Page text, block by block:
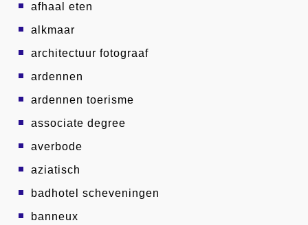
afhaal eten
alkmaar
architectuur fotograaf
ardennen
ardennen toerisme
associate degree
averbode
aziatisch
badhotel scheveningen
banneux